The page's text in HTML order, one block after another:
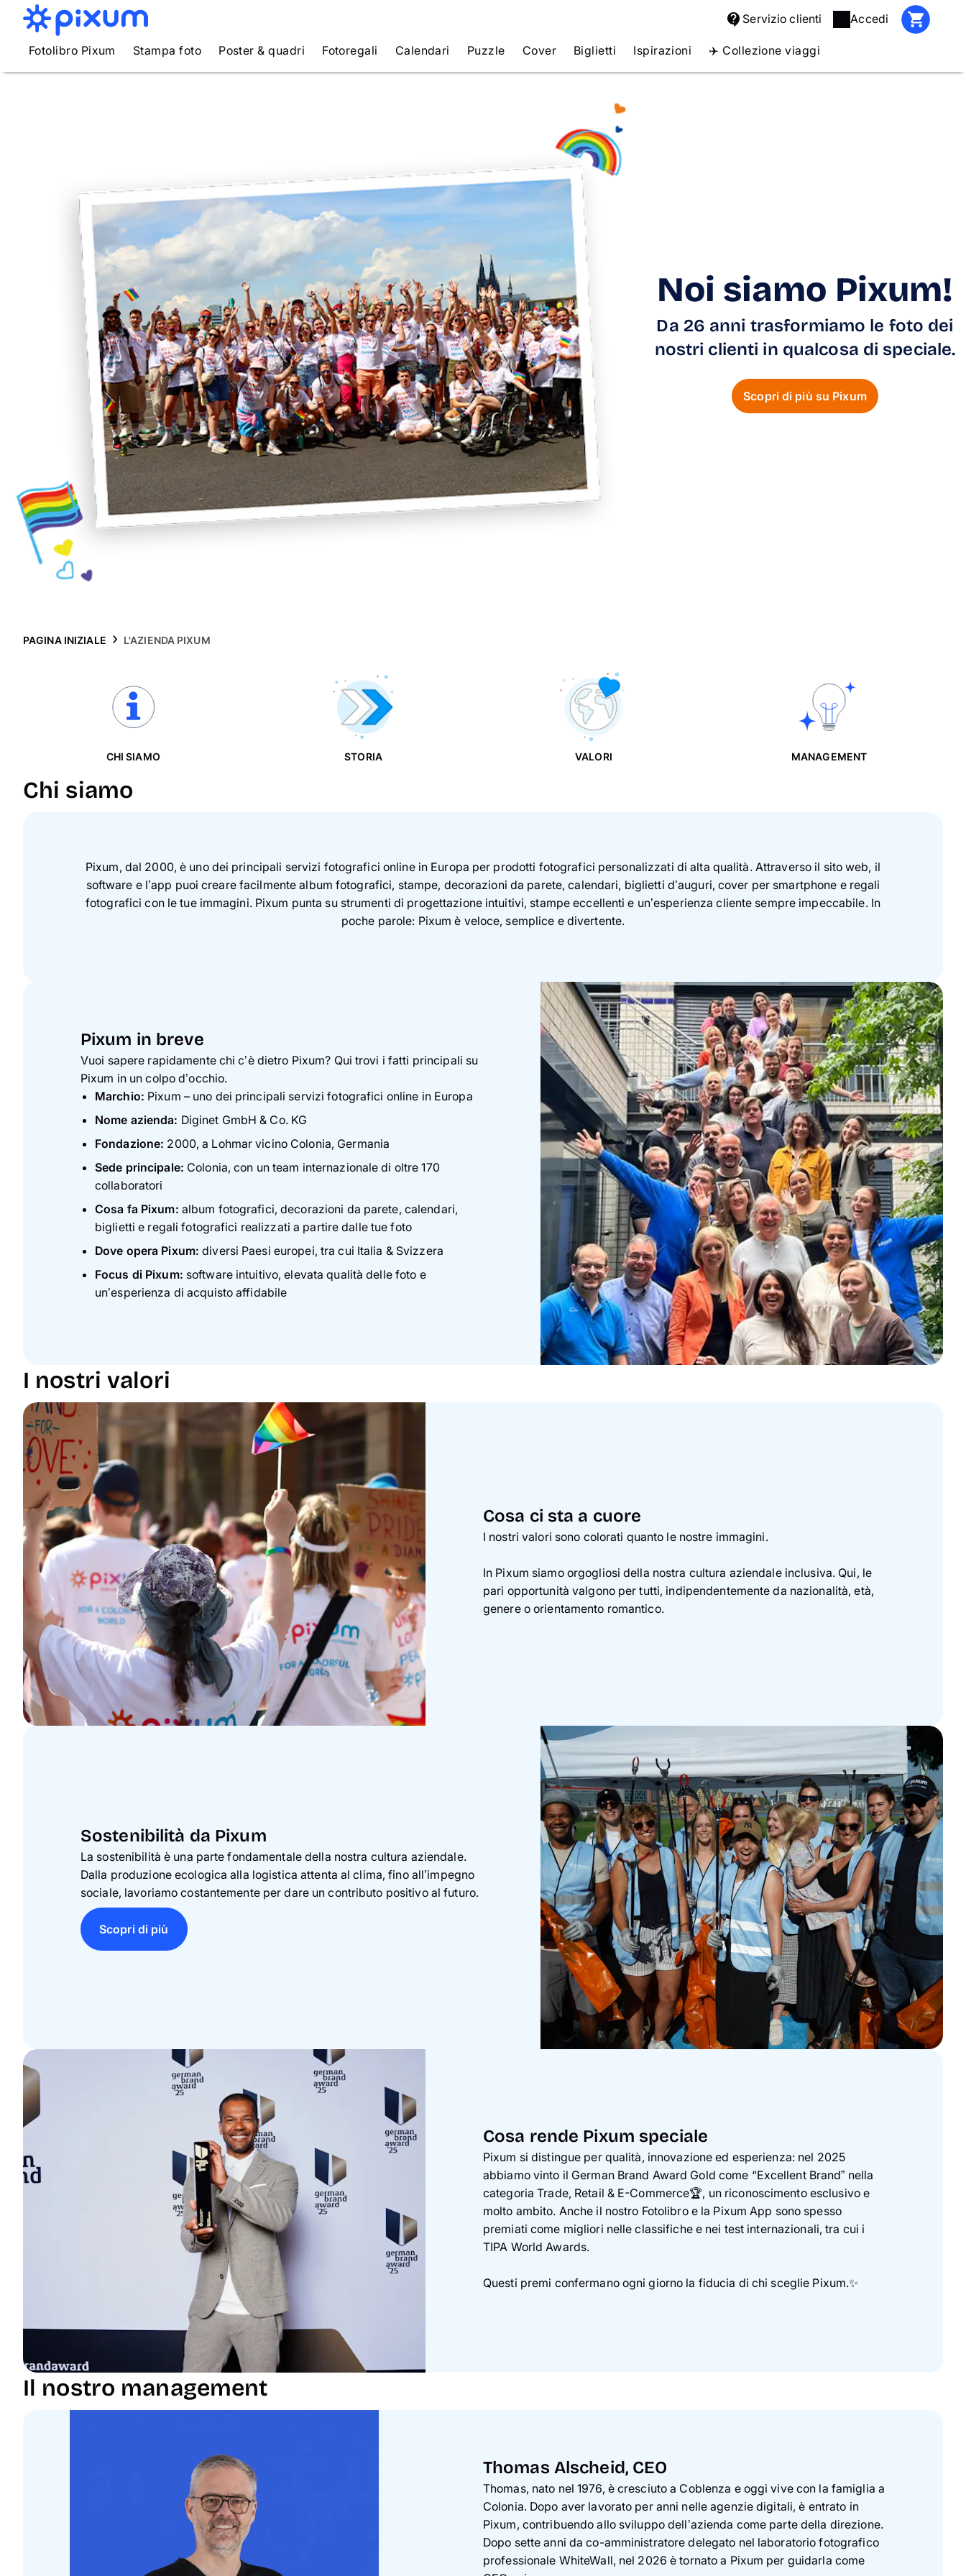
Servizio clienti Accedi
Fotolibro Pixum Stampa foto Poster & quadri Fotoregali Calendari Puzzle Cover Biglietti Ispirazioni ✈️ Collezione viaggi
Noi siamo Pixum!
Da 26 anni trasformiamo le foto dei
nostri clienti in qualcosa di speciale.
Scopri di più su Pixum
PAGINA INIZIALE L'AZIENDA PIXUM
CHI SIAMO STORIA VALORI MANAGEMENT
Chi siamo
Pixum, dal 2000, è uno dei principali servizi fotografici online in Europa per prodotti fotografici personalizzati di alta qualità. Attraverso il sito web, il
software e l’app puoi creare facilmente album fotografici, stampe, decorazioni da parete, calendari, biglietti d’auguri, cover per smartphone e regali
fotografici con le tue immagini. Pixum punta su strumenti di progettazione intuitivi, stampe eccellenti e un’esperienza cliente sempre impeccabile. In
poche parole: Pixum è veloce, semplice e divertente.
Pixum in breve
Vuoi sapere rapidamente chi c’è dietro Pixum? Qui trovi i fatti principali su
Pixum in un colpo d’occhio.
Marchio: Pixum – uno dei principali servizi fotografici online in Europa
Nome azienda: Diginet GmbH & Co. KG
Fondazione: 2000, a Lohmar vicino Colonia, Germania
Sede principale: Colonia, con un team internazionale di oltre 170
collaboratori
Cosa fa Pixum: album fotografici, decorazioni da parete, calendari,
biglietti e regali fotografici realizzati a partire dalle tue foto
Dove opera Pixum: diversi Paesi europei, tra cui Italia & Svizzera
Focus di Pixum: software intuitivo, elevata qualità delle foto e
un’esperienza di acquisto affidabile
I nostri valori
Cosa ci sta a cuore
I nostri valori sono colorati quanto le nostre immagini.
In Pixum siamo orgogliosi della nostra cultura aziendale inclusiva. Qui, le
pari opportunità valgono per tutti, indipendentemente da nazionalità, età,
genere o orientamento romantico.
Sostenibilità da Pixum
La sostenibilità è una parte fondamentale della nostra cultura aziendale.
Dalla produzione ecologica alla logistica attenta al clima, fino all’impegno
sociale, lavoriamo costantemente per dare un contributo positivo al futuro.
Scopri di più
Cosa rende Pixum speciale
Pixum si distingue per qualità, innovazione ed esperienza: nel 2025
abbiamo vinto il German Brand Award Gold come “Excellent Brand” nella
categoria Trade, Retail & E-Commerce🏆, un riconoscimento esclusivo e
molto ambito. Anche il nostro Fotolibro e la Pixum App sono spesso
premiati come migliori nelle classifiche e nei test internazionali, tra cui i
TIPA World Awards.
Questi premi confermano ogni giorno la fiducia di chi sceglie Pixum.✨
Il nostro management
Thomas Alscheid, CEO
Thomas, nato nel 1976, è cresciuto a Coblenza e oggi vive con la famiglia a
Colonia. Dopo aver lavorato per anni nelle agenzie digitali, è entrato in
Pixum, contribuendo allo sviluppo dell’azienda come parte della direzione.
Dopo sette anni da co-amministratore delegato nel laboratorio fotografico
professionale WhiteWall, nel 2026 è tornato a Pixum per guidarla come